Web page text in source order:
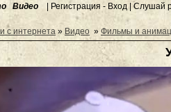
Видео | Регистрация - Вход | Слушай
с интернета » Видео » Фильмы и